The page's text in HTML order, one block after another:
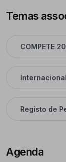
Temas
COMPETE
Registo de
Agenda